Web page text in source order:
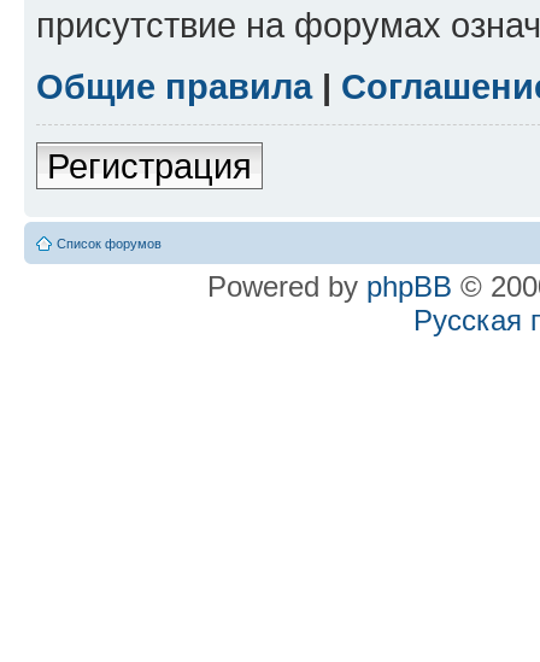
присутствие на форумах
Общие правила|
Регистрация
Список форумов
Powered by phpBB ©
Русская